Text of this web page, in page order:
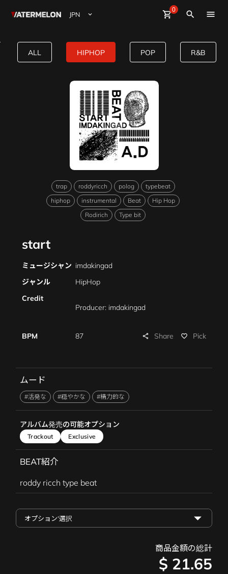
shopping_cart0 close
Watermelon Sign Up
ビート購入
ビート販売
search
start HipHop type beat
ALL HIPHOP POP R&B
trap roddyricch polog
typebeat
hiphop
instrumental Beat
Hip Hop
Rodirich
Type bit
start
ミュージシャン imdakingad
ジャンル
HipHop
Credit
Producer: imdakingad
BPM 87 share Share favorite_border Pick
ムード
#活発な #穏やかな #精力的な
アルバム発売の可能オプション
Trackout Exclusive
BEAT紹介
roddy ricch type beat
商品金額の総計
$ 21.65